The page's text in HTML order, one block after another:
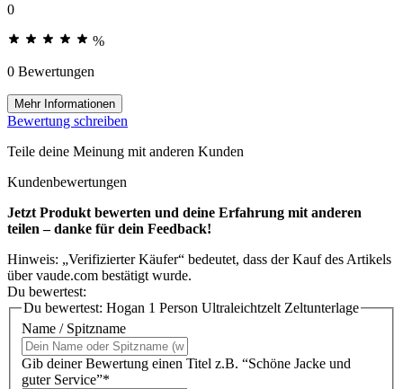
0
%
0 Bewertungen
Mehr Informationen
Bewertung schreiben
Teile deine Meinung mit anderen Kunden
Kundenbewertungen
Jetzt Produkt bewerten und deine Erfahrung mit anderen
teilen – danke für dein Feedback!
Hinweis: „Verifizierter Käufer“ bedeutet, dass der Kauf des Artikels
über vaude.com bestätigt wurde.
Du bewertest:
Du bewertest: Hogan 1 Person Ultraleichtzelt Zeltunterlage
Name / Spitzname
Gib deiner Bewertung einen Titel z.B. “Schöne Jacke und
guter Service”*